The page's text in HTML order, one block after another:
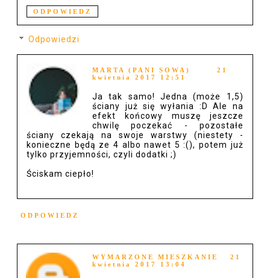
ODPOWIEDZ
Odpowiedzi
MARTA (PANI SOWA)
21
kwietnia 2017 12:51
Ja tak samo! Jedna (może 1,5)
ściany już się wyłania :D Ale na
efekt końcowy muszę jeszcze
chwilę poczekać - pozostałe
ściany czekają na swoje warstwy (niestety -
konieczne będą ze 4 albo nawet 5 :(), potem już
tylko przyjemności, czyli dodatki ;)
Ściskam ciepło!
ODPOWIEDZ
WYMARZONE MIESZKANIE
21
kwietnia 2017 13:04